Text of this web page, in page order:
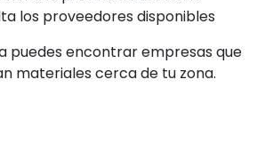
los proveedores disponibles
puedes encontrar empresas que
materiales cerca de tu zona.